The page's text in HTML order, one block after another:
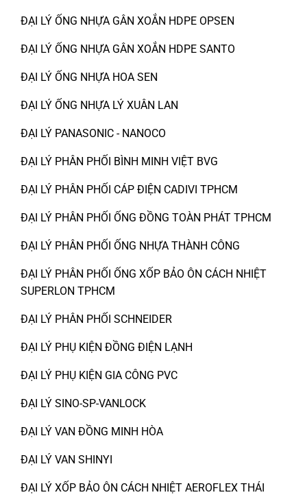
ĐẠI LÝ ỐNG NHỰA GÂN XOẮN HDPE OPSEN
ĐẠI LÝ ỐNG NHỰA GÂN XOẮN HDPE SANTO
ĐẠI LÝ ỐNG NHỰA HOA SEN
ĐẠI LÝ ỐNG NHỰA LÝ XUÂN LAN
ĐẠI LÝ PANASONIC - NANOCO
ĐẠI LÝ PHÂN PHỐI BÌNH MINH VIỆT BVG
ĐẠI LÝ PHÂN PHỐI CÁP ĐIỆN CADIVI TPHCM
ĐẠI LÝ PHÂN PHỐI ỐNG ĐỒNG TOÀN PHÁT TPHCM
ĐẠI LÝ PHÂN PHỐI ỐNG NHỰA THÀNH CÔNG
ĐẠI LÝ PHÂN PHỐI ỐNG XỐP BẢO ÔN CÁCH NHIỆT
SUPERLON TPHCM
ĐẠI LÝ PHÂN PHỐI SCHNEIDER
ĐẠI LÝ PHỤ KIỆN ĐỒNG ĐIỆN LẠNH
ĐẠI LÝ PHỤ KIỆN GIA CÔNG PVC
ĐẠI LÝ SINO-SP-VANLOCK
ĐẠI LÝ VAN ĐỒNG MINH HÒA
ĐẠI LÝ VAN SHINYI
ĐẠI LÝ XỐP BẢO ÔN CÁCH NHIỆT AEROFLEX THÁI